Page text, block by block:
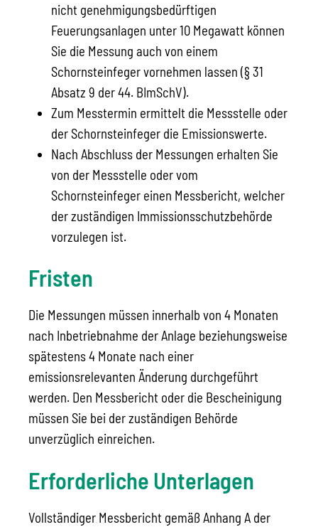
nicht genehmigungsbedürftigen
Feuerungsanlagen unter 10 Megawatt können
Sie die Messung auch von einem
Schornsteinfeger vornehmen lassen (§ 31
Absatz 9 der 44. BImSchV).
Zum Messtermin ermittelt die Messstelle oder
der Schornsteinfeger die Emissionswerte.
Nach Abschluss der Messungen erhalten Sie
von der Messstelle oder vom
Schornsteinfeger einen Messbericht, welcher
der zuständigen Immissionsschutzbehörde
vorzulegen ist.
Fristen
Die Messungen müssen innerhalb von 4 Monaten
nach Inbetriebnahme der Anlage beziehungsweise
spätestens 4 Monate nach einer
emissionsrelevanten Änderung durchgeführt
werden. Den Messbericht oder die Bescheinigung
müssen Sie bei der zuständigen Behörde
unverzüglich einreichen.
Erforderliche Unterlagen
Vollständiger Messbericht gemäß Anhang A der